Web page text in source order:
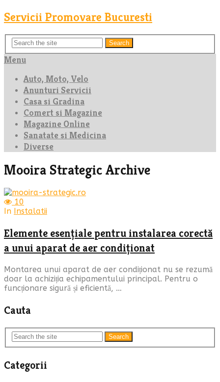
Servicii Promovare Bucuresti
Search
Menu
Auto, Moto, Velo
Anunturi Servicii
Casa si Gradina
Comert si Magazine
Magazine Online
Sanatate si Medicina
Diverse
Mooira Strategic Archive
10
In Instalatii
Elemente esențiale pentru instalarea corectă
a unui aparat de aer condiționat
Montarea unui aparat de aer condiționat nu se rezumă
doar la achiziția echipamentului principal. Pentru o
funcționare sigură și eficientă, …
Cauta
Search
Categorii